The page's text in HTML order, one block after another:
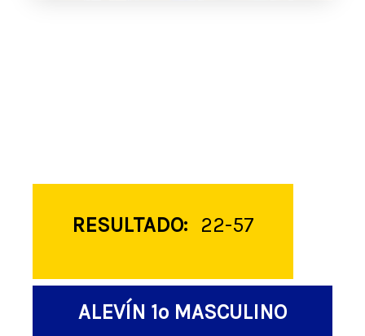
RESULTADO: 22-57
ALEVÍN 1º MASCULINO